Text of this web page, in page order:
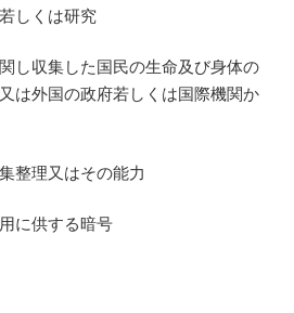
しくは研究
し収集した国民の生命及び身体の
は外国の政府若しくは国際機関か
整理又はその能力
に供する暗号